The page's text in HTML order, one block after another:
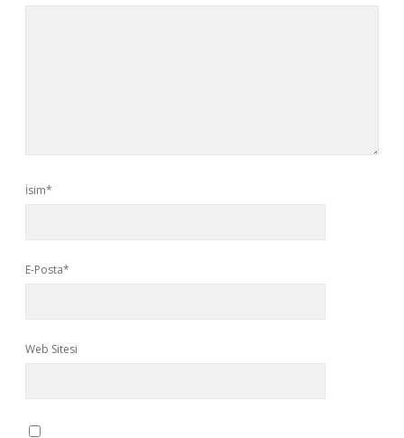
İsim*
E-Posta*
Web Sitesi